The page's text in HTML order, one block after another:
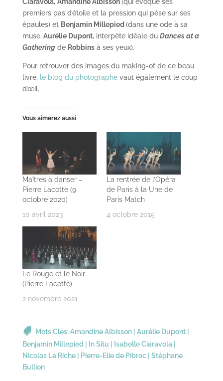
premiers pas d’étoile et la pression qui pèse sur ses
épaules) et Benjamin Millepied(dans une ode à sa
muse, Aurélie Dupont, interpète idéale du Dances at a
Gatheringde Robbinsà ses yeux).
Pour retrouver des images du making-of de ce beau
livre, le blog du photographevaut également le coup
d’œil.
Vous aimerez aussi
Maîtres à danser –
Pierre Lacotte (9
octobre 2020)
10 avril 2023
La rentrée de l’Opéra
de Paris à la Une de
Paris Match
4 octobre 2015
Le Rouge et le Noir
(Pierre Lacotte)
2 novembre 2021
Mots Clés:Amandine Albisson| Aurélie Dupont|
Benjamin Millepied| In Situ Isabelle Ciaravola|
Nicolas Le Riche| Pierre-Elie de Pibrac| Stéphane
Bullion